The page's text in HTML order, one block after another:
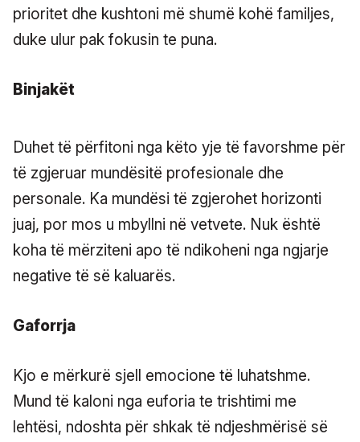
prioritet dhe kushtoni më shumë kohë familjes,
duke ulur pak fokusin te puna.
Binjakët
Duhet të përfitoni nga këto yje të favorshme për
të zgjeruar mundësitë profesionale dhe
personale. Ka mundësi të zgjerohet horizonti
juaj, por mos u mbyllni në vetvete. Nuk është
koha të mërziteni apo të ndikoheni nga ngjarje
negative të së kaluarës.
Gaforrja
Kjo e mërkurë sjell emocione të luhatshme.
Mund të kaloni nga euforia te trishtimi me
lehtësi, ndoshta për shkak të ndjeshmërisë së